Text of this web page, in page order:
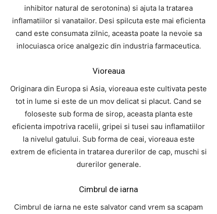
inhibitor natural de serotonina) si ajuta la tratarea
inflamatiilor si vanatailor. Desi spilcuta este mai eficienta
cand este consumata zilnic, aceasta poate la nevoie sa
inlocuiasca orice analgezic din industria farmaceutica.
Vioreaua
Originara din Europa si Asia, vioreaua este cultivata peste
tot in lume si este de un mov delicat si placut. Cand se
foloseste sub forma de sirop, aceasta planta este
eficienta impotriva racelii, gripei si tusei sau inflamatiilor
la nivelul gatului. Sub forma de ceai, vioreaua este
extrem de eficienta in tratarea durerilor de cap, muschi si
durerilor generale.
Cimbrul de iarna
Cimbrul de iarna ne este salvator cand vrem sa scapam